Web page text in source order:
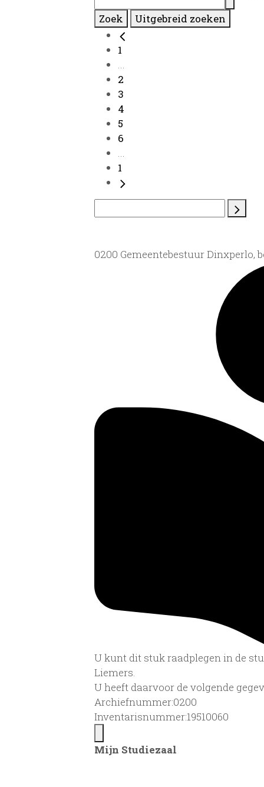
Zoek Uitgebreid zoeken
1
...
2
3
4
5
6
...
1
0200 Gemeentebestuur Dinxperlo,
U kunt dit stuk raadplegen in de
Liemers.
U heeft daarvoor de volgende
Archiefnummer:0200
Inventarisnummer:19510060
Mijn Studiezaal